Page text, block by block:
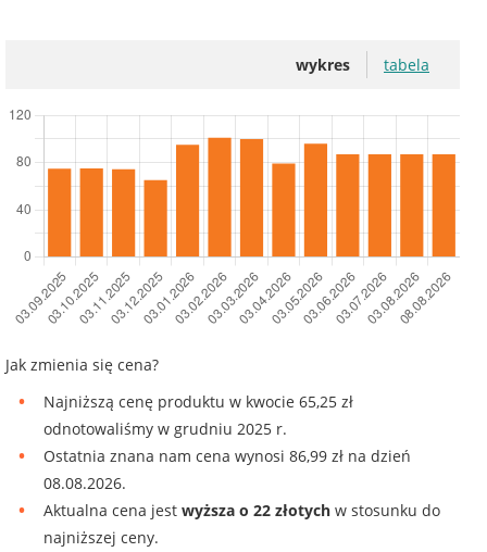
wykres tabela
Jak zmienia się cena?
Najniższą cenę produktu w kwocie 65,25 zł
odnotowaliśmy w grudniu 2025 r.
Ostatnia znana nam cena wynosi 86,99 zł na dzień
08.08.2026.
Aktualna cena jest wyższa o 22 złotych w stosunku do
najniższej ceny.